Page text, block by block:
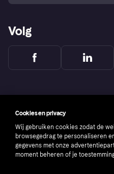
Volg
Cookies en privacy
Wij gebruiken cookies zodat de
browsegedrag te personaliseren
gegevens met onze
moment beheren of je